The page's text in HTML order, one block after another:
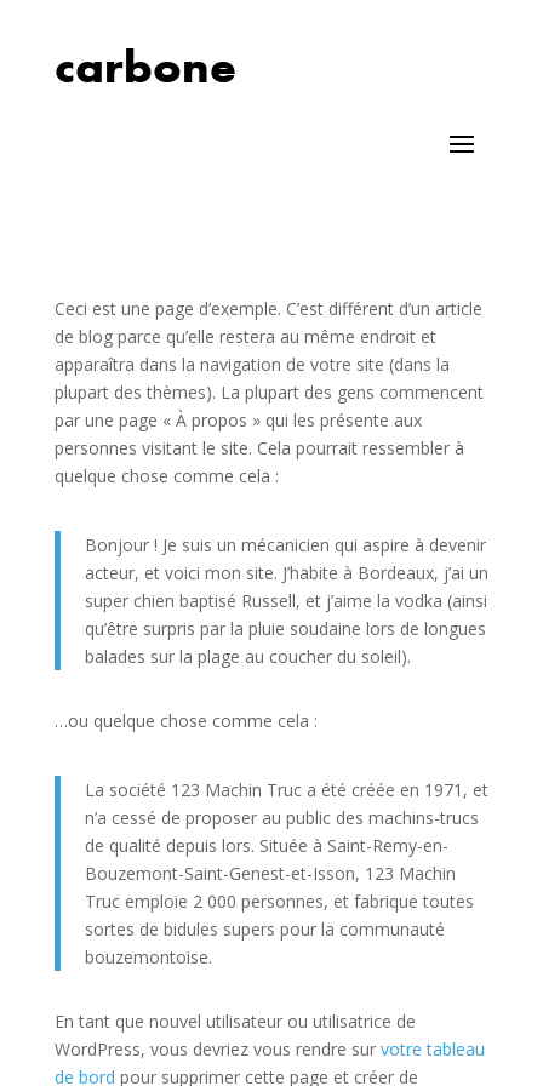
carbone
Ceci est une page d’exemple. C’est différent d’un article
de blog parce qu’elle restera au même endroit et
apparaîtra dans la navigation de votre site (dans la
plupart des thèmes). La plupart des gens commencent
par une page « À propos » qui les présente aux
personnes visitant le site. Cela pourrait ressembler à
quelque chose comme cela :
Bonjour ! Je suis un mécanicien qui aspire à devenir
acteur, et voici mon site. J’habite à Bordeaux, j’ai un
super chien baptisé Russell, et j’aime la vodka (ainsi
qu’être surpris par la pluie soudaine lors de longues
balades sur la plage au coucher du soleil).
…ou quelque chose comme cela :
La société 123 Machin Truc a été créée en 1971, et
n’a cessé de proposer au public des machins-trucs
de qualité depuis lors. Située à Saint-Remy-en-
Bouzemont-Saint-Genest-et-Isson, 123 Machin
Truc emploie 2 000 personnes, et fabrique toutes
sortes de bidules supers pour la communauté
bouzemontoise.
En tant que nouvel utilisateur ou utilisatrice de
WordPress, vous devriez vous rendre sur votre tableau
de bord pour supprimer cette page et créer de